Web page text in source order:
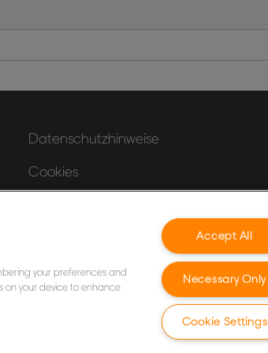
Datenschutzhinweise
Cookies
Meine Daten verwalten
your preferences and
on your device to enhance
Accept All
Necessary Only
Cookie Settings